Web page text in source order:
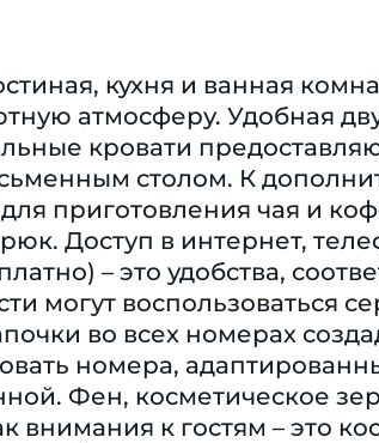
кухня и ванная
атмосферу. Удобная
кровати
столом. К
приготовления чая и
Доступ в интернет,
– это удобства,
могут воспользоваться
во всех номерах
номера,
Фен, косметическое
к гостям – это